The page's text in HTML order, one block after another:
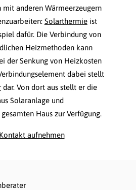
mit anderen Wärmeerzeugern
Solarthermieist
dafür. Die Verbindung von
Heizmethoden kann
der Senkung von Heizkosten
dabei stellt
dar. Von dort aus stellt er die
Solaranlage und
Haus zur Verfügung.
aufnehmen